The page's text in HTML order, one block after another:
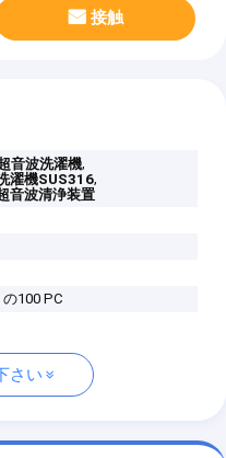
接触
音波洗濯機,
濯機SUS316,
音波清浄装置
100 PC
さい